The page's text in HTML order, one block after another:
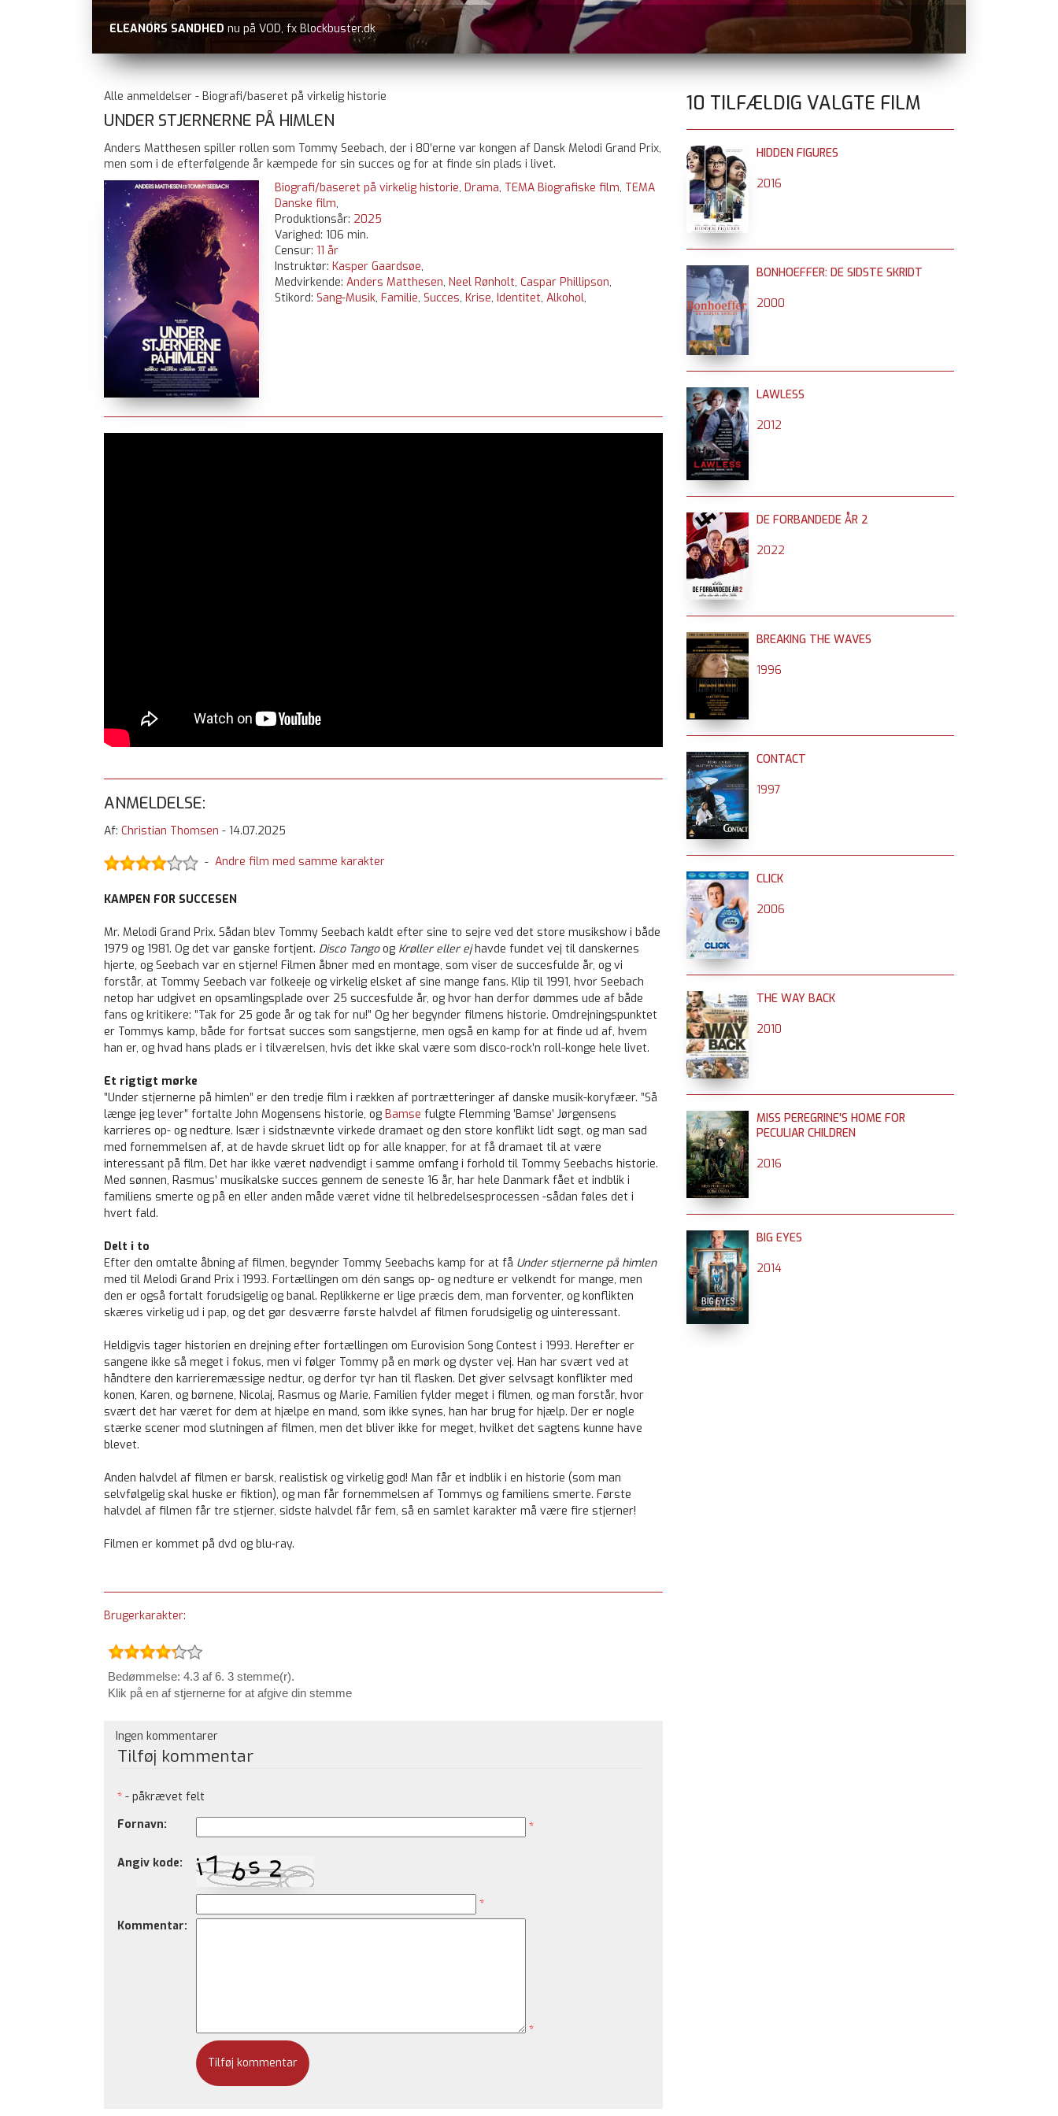
ELEANORS SANDHED nu på VOD, fx Blockbuster.dk
Alle anmeldelser - Biografi/baseret på virkelig historie
UNDER STJERNERNE PÅ HIMLEN
Anders Matthesen spiller rollen som Tommy Seebach, der i 80’erne var kongen af Dansk Melodi Grand Prix,
men som i de efterfølgende år kæmpede for sin succes og for at finde sin plads i livet.
Biografi/baseret på virkelig historie, Drama, TEMA Biografiske film, TEMA
Danske film,
Produktionsår: 2025
Varighed: 106 min.
Censur: 11 år
Instruktør: Kasper Gaardsøe,
Medvirkende: Anders Matthesen, Neel Rønholt, Caspar Phillipson,
Stikord: Sang-Musik, Familie, Succes, Krise, Identitet, Alkohol,
ANMELDELSE:
Af: Christian Thomsen - 14.07.2025
- Andre film med samme karakter
KAMPEN FOR SUCCESEN
Mr. Melodi Grand Prix. Sådan blev Tommy Seebach kaldt efter sine to sejre ved det store musikshow i både
1979 og 1981. Og det var ganske fortjent. Disco Tangoog Krøller eller ejhavde fundet vej til danskernes
hjerte, og Seebach var en stjerne! Filmen åbner med en montage, som viser de succesfulde år, og vi
forstår, at Tommy Seebach var folkeeje og virkelig elsket af sine mange fans. Klip til 1991, hvor Seebach
netop har udgivet en opsamlingsplade over 25 succesfulde år, og hvor han derfor dømmes ude af både
fans og kritikere: ”Tak for 25 gode år og tak for nu!” Og her begynder filmens historie. Omdrejningspunktet
er Tommys kamp, både for fortsat succes som sangstjerne, men også en kamp for at finde ud af, hvem
han er, og hvad hans plads er i tilværelsen, hvis det ikke skal være som disco-rock’n roll-konge hele livet.
Et rigtigt mørke
”Under stjernerne på himlen” er den tredje film i rækken af portrætteringer af danske musik-koryfæer. ”Så
længe jeg lever” fortalte John Mogensens historie, og Bamse fulgte Flemming ’Bamse’ Jørgensens
karrieres op- og nedture. Især i sidstnævnte virkede dramaet og den store konflikt lidt søgt, og man sad
med fornemmelsen af, at de havde skruet lidt op for alle knapper, for at få dramaet til at være
interessant på film. Det har ikke været nødvendigt i samme omfang i forhold til Tommy Seebachs historie.
Med sønnen, Rasmus’ musikalske succes gennem de seneste 16 år, har hele Danmark fået et indblik i
familiens smerte og på en eller anden måde været vidne til helbredelsesprocessen -sådan føles det i
hvert fald.
Delt i to
Efter den omtalte åbning af filmen, begynder Tommy Seebachs kamp for at få Under stjernerne på himlen
med til Melodi Grand Prix i 1993. Fortællingen om dén sangs op- og nedture er velkendt for mange, men
den er også fortalt forudsigelig og banal. Replikkerne er lige præcis dem, man forventer, og konflikten
skæres virkelig ud i pap, og det gør desværre første halvdel af filmen forudsigelig og uinteressant.
Heldigvis tager historien en drejning efter fortællingen om Eurovision Song Contest i 1993. Herefter er
sangene ikke så meget i fokus, men vi følger Tommy på en mørk og dyster vej. Han har svært ved at
håndtere den karrieremæssige nedtur, og derfor tyr han til flasken. Det giver selvsagt konflikter med
konen, Karen, og børnene, Nicolaj, Rasmus og Marie. Familien fylder meget i filmen, og man forstår, hvor
svært det har været for dem at hjælpe en mand, som ikke synes, han har brug for hjælp. Der er nogle
stærke scener mod slutningen af filmen, men det bliver ikke for meget, hvilket det sagtens kunne have
blevet.
Anden halvdel af filmen er barsk, realistisk og virkelig god! Man får et indblik i en historie (som man
selvfølgelig skal huske er fiktion), og man får fornemmelsen af Tommys og familiens smerte. Første
halvdel af filmen får tre stjerner, sidste halvdel får fem, så en samlet karakter må være fire stjerner!
Filmen er kommet på dvd og blu-ray.
Brugerkarakter:
Bedømmelse: 4.3 af 6. 3 stemme(r).
Klik på en af stjernerne for at afgive din stemme
Ingen kommentarer
Tilføj kommentar
* - påkrævet felt
Fornavn:
*
Angiv kode:
*
Kommentar:
*
10 TILFÆLDIG VALGTE FILM
HIDDEN FIGURES
2016
BONHOEFFER: DE SIDSTE SKRIDT
2000
LAWLESS
2012
DE FORBANDEDE ÅR 2
2022
BREAKING THE WAVES
1996
CONTACT
1997
CLICK
2006
THE WAY BACK
2010
MISS PEREGRINE'S HOME FOR
PECULIAR CHILDREN
2016
BIG EYES
2014